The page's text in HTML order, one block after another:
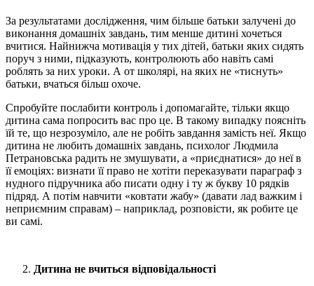
За результатами дослідження, чим більше батьки залучені до
виконання домашніх завдань, тим менше дитині хочеться
вчитися. Найнижча мотивація у тих дітей, батьки яких сидять
поруч з ними, підказують, контролюють або навіть самі
роблять за них уроки. А от школярі, на яких не «тиснуть»
батьки, вчаться більш охоче.
Спробуйте послабити контроль і допомагайте, тільки якщо
дитина сама попросить вас про це. В такому випадку поясніть
їй те, що незрозуміло, але не робіть завдання замість неї. Якщо
дитина не любить домашніх завдань, психолог Людмила
Петрановська радить не змушувати, а «приєднатися» до неї в
її емоціях: визнати її право не хотіти переказувати параграф з
нудного підручника або писати одну і ту ж букву 10 рядків
підряд. А потім навчити «ковтати жабу» (давати лад важким і
неприємним справам) – наприклад, розповісти, як робите це
ви самі.
Дитина не вчиться відповідальності